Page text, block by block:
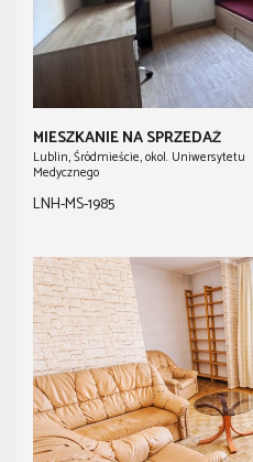
MIESZKANIE NA SPRZEDAŻ
Lublin, Śródmieście, okol. Uniwersytetu
Medycznego
LNH-MS-1985